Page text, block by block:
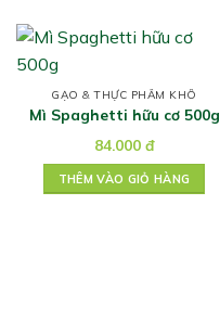
GẠO & THỰC PHẨM KHÔ
Mì Spaghetti hữu cơ 500g
84.000 đ
THÊM VÀO GIỎ HÀNG